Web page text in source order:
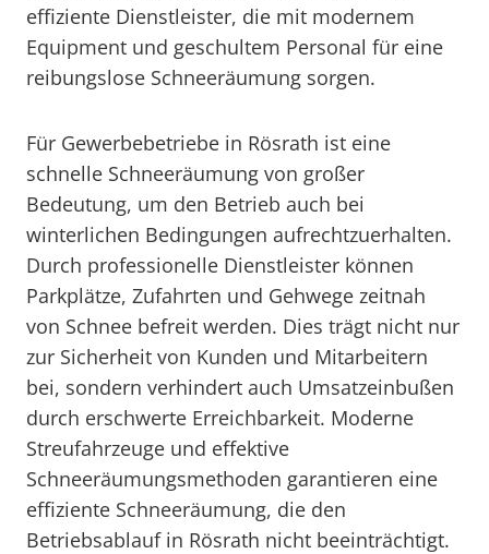
effiziente Dienstleister, die mit modernem
Equipment und geschultem Personal für eine
reibungslose Schneeräumung sorgen.
Für Gewerbebetriebe in Rösrath ist eine
schnelle Schneeräumung von großer
Bedeutung, um den Betrieb auch bei
winterlichen Bedingungen aufrechtzuerhalten.
Durch professionelle Dienstleister können
Parkplätze, Zufahrten und Gehwege zeitnah
von Schnee befreit werden. Dies trägt nicht nur
zur Sicherheit von Kunden und Mitarbeitern
bei, sondern verhindert auch Umsatzeinbußen
durch erschwerte Erreichbarkeit. Moderne
Streufahrzeuge und effektive
Schneeräumungsmethoden garantieren eine
effiziente Schneeräumung, die den
Betriebsablauf in Rösrath nicht beeinträchtigt.